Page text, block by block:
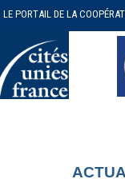
LE PORTAIL DE LA